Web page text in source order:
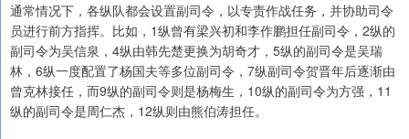
通常情况下，各纵队都会设置副司令，以专责作战任务，并协助司令
员进行前方指挥。比如，1纵曾有梁兴初和李作鹏担任副司令，2纵的
副司令为吴信泉，4纵由韩先楚更换为胡奇才，5纵的副司令是吴瑞
林，6纵一度配置了杨国夫等多位副司令，7纵副司令贺晋年后逐渐由
曾克林接任，而9纵的副司令则是杨梅生，10纵的副司令为方强，11
纵的副司令是周仁杰，12纵则由熊伯涛担任。